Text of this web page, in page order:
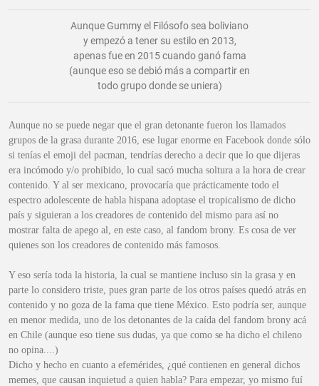
Aunque Gummy el Filósofo sea boliviano
y empezó a tener su estilo en 2013,
apenas fue en 2015 cuando ganó fama
(aunque eso se debió más a compartir en
todo grupo donde se uniera)
Aunque no se puede negar que el gran detonante fueron los llamados
grupos de la grasa durante 2016, ese lugar enorme en Facebook donde sólo
si tenías el emoji del pacman, tendrías derecho a decir que lo que dijeras
era incómodo y/o prohibido, lo cual sacó mucha soltura a la hora de crear
contenido. Y al ser mexicano, provocaría que prácticamente todo el
espectro adolescente de habla hispana adoptase el tropicalismo de dicho
país y siguieran a los creadores de contenido del mismo para así no
mostrar falta de apego al, en este caso, al fandom brony. Es cosa de ver
quienes son los creadores de contenido más famosos.
Y eso sería toda la historia, la cual se mantiene incluso sin la grasa y en
parte lo considero triste, pues gran parte de los otros países quedó atrás en
contenido y no goza de la fama que tiene México. Esto podría ser, aunque
en menor medida, uno de los detonantes de la caída del fandom brony acá
en Chile (aunque eso tiene sus dudas, ya que como se ha dicho el chileno
no opina....)
Dicho y hecho en cuanto a efemérides, ¿qué contienen en general dichos
memes, que causan inquietud a quien habla? Para empezar, yo mismo fuí